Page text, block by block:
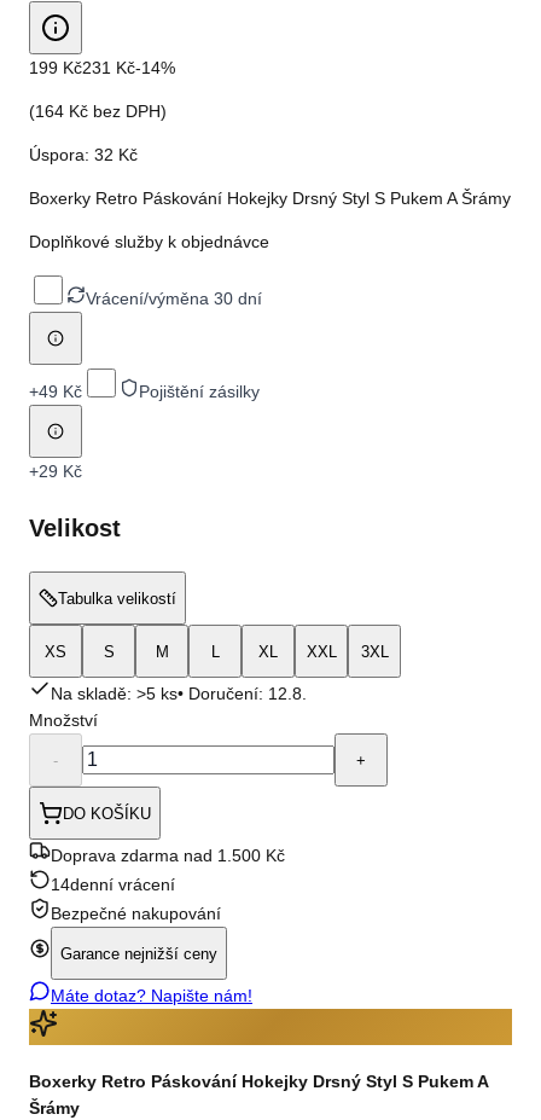
199 Kč231 Kč-14%
(164 Kč bez DPH)
Úspora: 32 Kč
Boxerky Retro Páskování Hokejky Drsný Styl S Pukem A Šrámy
Doplňkové služby k objednávce
Vrácení/výměna 30 dní
+49 Kč Pojištění zásilky
+29 Kč
Velikost
Tabulka velikostí
XS S M L XL XXL 3XL
Na skladě: >5 ks• Doručení: 12.8.
Množství
- +
DO KOŠÍKU
Doprava zdarma nad 1.500 Kč
14denní vrácení
Bezpečné nakupování
Garance nejnižší ceny
Máte dotaz? Napište nám!
Boxerky Retro Páskování Hokejky Drsný Styl S Pukem A
Šrámy